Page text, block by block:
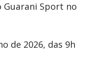
Guarani Sport no
de 2026, das 9h